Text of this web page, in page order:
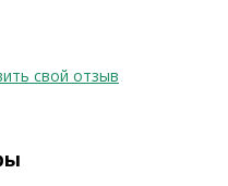
свой отзыв